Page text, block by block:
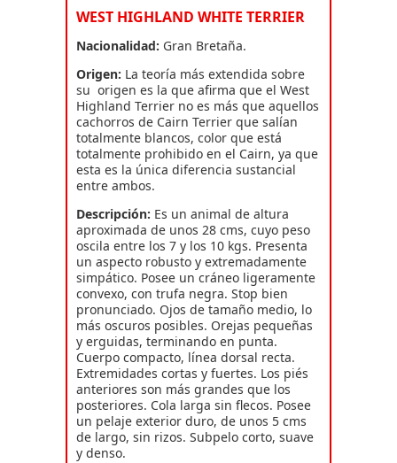
WEST HIGHLAND WHITE TERRIER
Nacionalidad: Gran Bretaña.
Origen: La teoría más extendida sobre
su origen es la que afirma que el West
Highland Terrier no es más que aquellos
cachorros de Cairn Terrier que salían
totalmente blancos, color que está
totalmente prohibido en el Cairn, ya que
esta es la única diferencia sustancial
entre ambos.
Descripción: Es un animal de altura
aproximada de unos 28 cms, cuyo peso
oscila entre los 7 y los 10 kgs. Presenta
un aspecto robusto y extremadamente
simpático. Posee un cráneo ligeramente
convexo, con trufa negra. Stop bien
pronunciado. Ojos de tamaño medio, lo
más oscuros posibles. Orejas pequeñas
y erguidas, terminando en punta.
Cuerpo compacto, línea dorsal recta.
Extremidades cortas y fuertes. Los piés
anteriores son más grandes que los
posteriores. Cola larga sin flecos. Posee
un pelaje exterior duro, de unos 5 cms
de largo, sin rizos. Subpelo corto, suave
y denso.